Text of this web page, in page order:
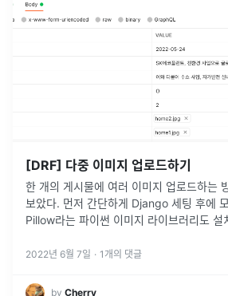
[DRF] 다중 이미지 업로드하기
한 개의 게시물에 여러 이미지 업로드하는
보았다. 먼저 간단하게 Django 세팅 후에
Pillow라는 파이썬 이미지 라이브러리도 설
있게...
2022년 6월 7일 · 1 개의 댓글
by Cherry